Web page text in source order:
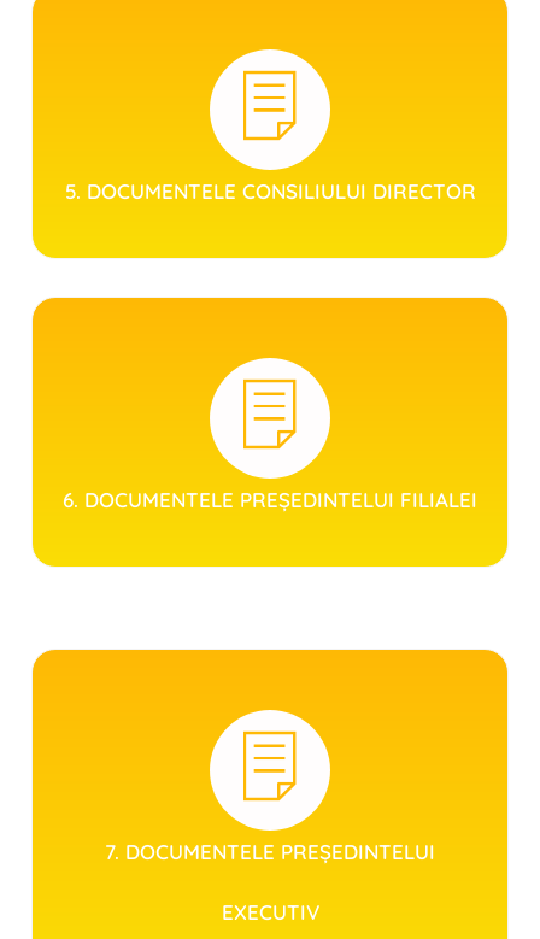
5. DOCUMENTELE CONSILIULUI DIRECTOR
6. DOCUMENTELE PREȘEDINTELUI FILIALEI
7. DOCUMENTELE PREȘEDINTELUI
EXECUTIV